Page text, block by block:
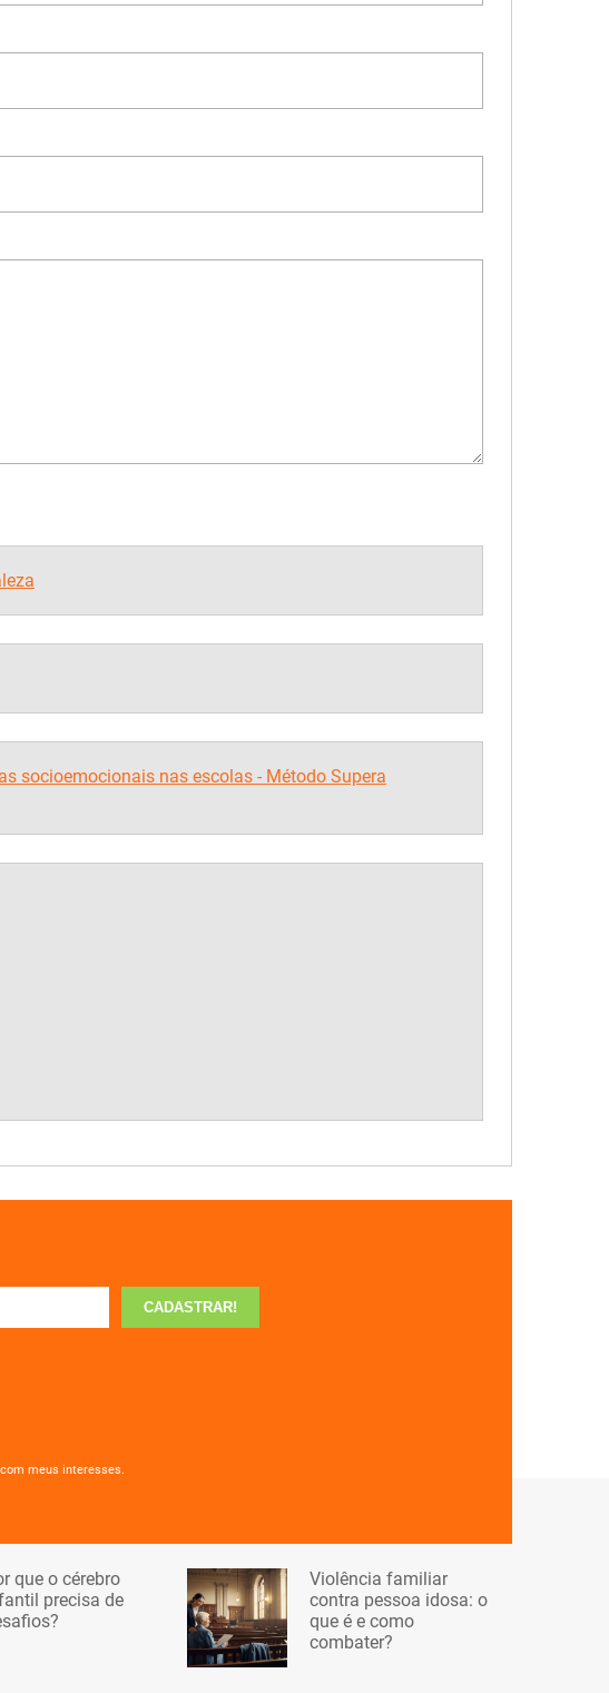
socioemocionais nas escolas - Método Supera
meus interesses.
que o cérebro
precisa de
Violência familiar
contra pessoa idosa: o
que é e como
combater?